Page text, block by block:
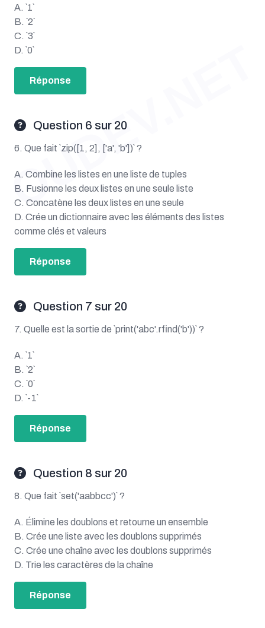
A. `1`
B. `2`
C. `3`
D. `0`
Réponse
Question 6 sur 20
6. Que fait `zip([1, 2], ['a', 'b'])` ?
A. Combine les listes en une liste de tuples
B. Fusionne les deux listes en une seule liste
C. Concatène les deux listes en une seule
D. Crée un dictionnaire avec les éléments des listes
comme clés et valeurs
Réponse
Question 7 sur 20
7. Quelle est la sortie de `print('abc'.rfind('b'))` ?
A. `1`
B. `2`
C. `0`
D. `-1`
Réponse
Question 8 sur 20
8. Que fait `set('aabbcc')` ?
A. Élimine les doublons et retourne un ensemble
B. Crée une liste avec les doublons supprimés
C. Crée une chaîne avec les doublons supprimés
D. Trie les caractères de la chaîne
Réponse
OUDEV.NET